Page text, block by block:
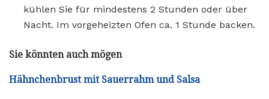
kühlen Sie für mindestens 2 Stunden oder über
Nacht. Im vorgeheizten Ofen ca. 1 Stunde backen.
Sie könnten auch mögen
Hähnchenbrust mit Sauerrahm und Salsa